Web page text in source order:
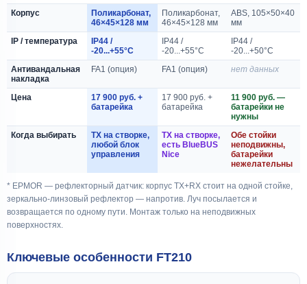
Корпус
Поликарбонат,
46×45×128 мм
Поликарбонат,
46×45×128 мм
ABS, 105×50×40
мм
IP / температура
IP44 /
-20...+55°C
IP44 /
-20...+55°C
IP44 /
-20...+50°C
Антивандальная
накладка
FA1 (опция) FA1 (опция) нет данных
Цена
17 900 руб. +
батарейка
17 900 руб. +
батарейка
11 900 руб. —
батарейки не
нужны
Когда выбирать
TX на створке,
любой блок
управления
TX на створке,
есть BlueBUS
Nice
Обе стойки
неподвижны,
батарейки
нежелательны
* EPMOR — рефлекторный датчик: корпус TX+RX стоит на одной стойке,
зеркально-линзовый рефлектор — напротив. Луч посылается и
возвращается по одному пути. Монтаж только на неподвижных
поверхностях.
Ключевые особенности FT210